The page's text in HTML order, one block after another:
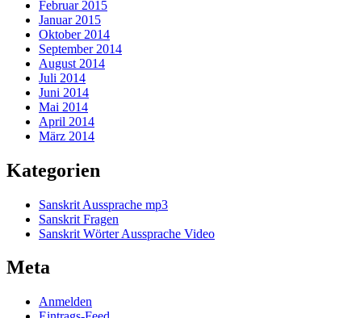
Februar 2015
Januar 2015
Oktober 2014
September 2014
August 2014
Juli 2014
Juni 2014
Mai 2014
April 2014
März 2014
Kategorien
Sanskrit Aussprache mp3
Sanskrit Fragen
Sanskrit Wörter Aussprache Video
Meta
Anmelden